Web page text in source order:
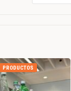
PRODUCTOS